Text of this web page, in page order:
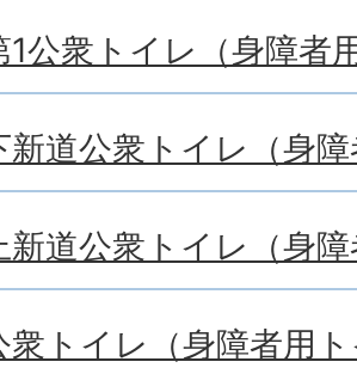
1公衆トイレ（身障者
新道公衆トイレ（身
新道公衆トイレ（身
衆トイレ（身障者用